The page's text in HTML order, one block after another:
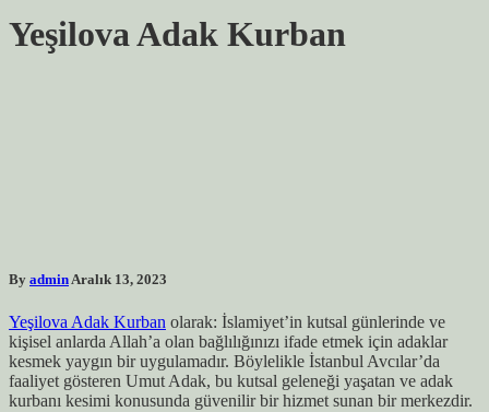
Yeşilova Adak Kurban
By adminAralık 13, 2023
Yeşilova Adak Kurban olarak: İslamiyet’in kutsal günlerinde ve
kişisel anlarda Allah’a olan bağlılığınızı ifade etmek için adaklar
kesmek yaygın bir uygulamadır. Böylelikle İstanbul Avcılar’da
faaliyet gösteren Umut Adak, bu kutsal geleneği yaşatan ve adak
kurbanı kesimi konusunda güvenilir bir hizmet sunan bir merkezdir.